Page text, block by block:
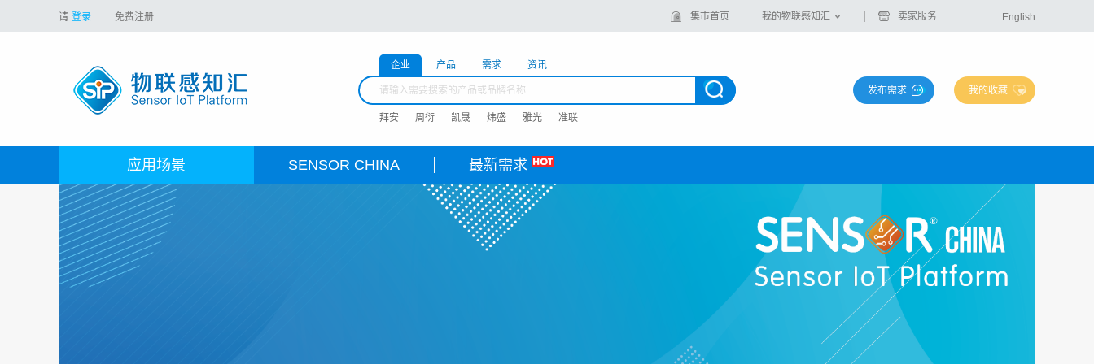
请 登录 免费注册 集市首页 我的物联感知汇 卖家服务 English
企业 产品 需求 资讯
拜安 周衍 凯晟 炜盛 雅光 准联
发布需求 我的收藏
应用场景 SENSOR CHINA 最新需求